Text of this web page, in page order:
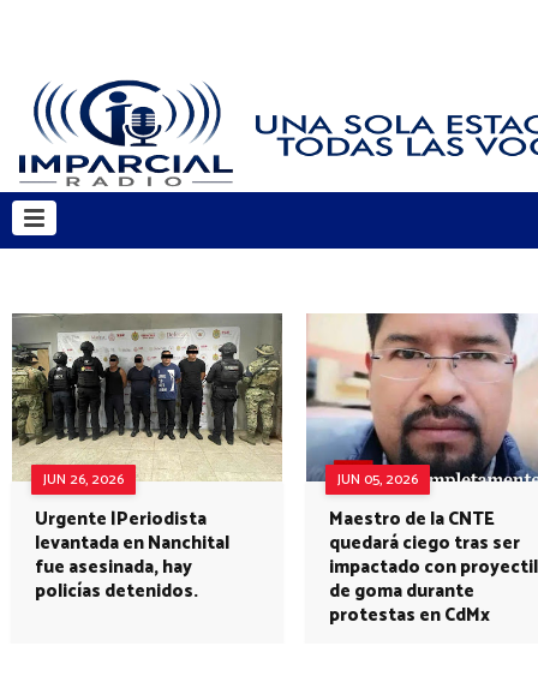
JUN 26, 2026
Urgente |Periodista
levantada en Nanchital
fue asesinada, hay
policías detenidos.
JUN 05, 2026
Maestro de la CNTE
quedará ciego tras ser
impactado con proyectil
de goma durante
protestas en CdMx